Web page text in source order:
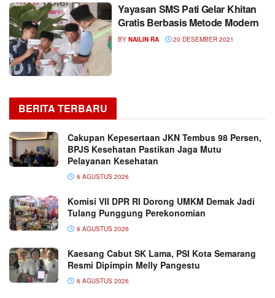
Yayasan SMS Pati Gelar Khitan
Gratis Berbasis Metode Modern
BY NAILIN RA 20 DESEMBER 2021
BERITA TERBARU
Cakupan Kepesertaan JKN Tembus 98 Persen,
BPJS Kesehatan Pastikan Jaga Mutu
Pelayanan Kesehatan
6 AGUSTUS 2026
Komisi VII DPR RI Dorong UMKM Demak Jadi
Tulang Punggung Perekonomian
6 AGUSTUS 2026
Kaesang Cabut SK Lama, PSI Kota Semarang
Resmi Dipimpin Melly Pangestu
6 AGUSTUS 2026